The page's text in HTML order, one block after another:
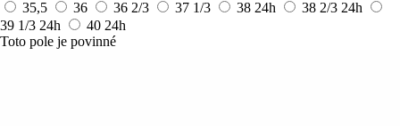
35,5 36 36 2/3 37 1/3 38 24h 38 2/3 24h
39 1/3 24h 40 24h
Toto pole je povinné